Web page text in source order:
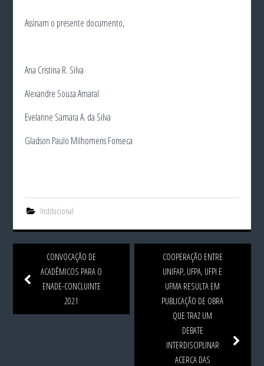
Assinam o presente documento,
Ana Cristina R. Silva
Alexandre Souza Amaral
Evelanne Samara A. da Silva
Gladson Paulo Milhomens Fonseca
Institucional
CONVOCAÇÃO DE
ACADÊMICOS PARA O
ENADE-CONCLUINTE
2021
COOPERAÇÃO ENTRE
UNIFAP, UFPA, UFPI E
UFMA RESULTA EM
PUBLICAÇÃO DE OBRA
QUE TRAZ UM
DEBATE
INTERDISCIPLINAR
ACERCA DAS